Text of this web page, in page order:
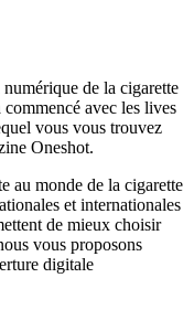
de la cigarette
avec les lives
vous vous trouvez
Oneshot.
au monde de la cigarette
et internationales
de mieux choisir
vous proposons
digitale